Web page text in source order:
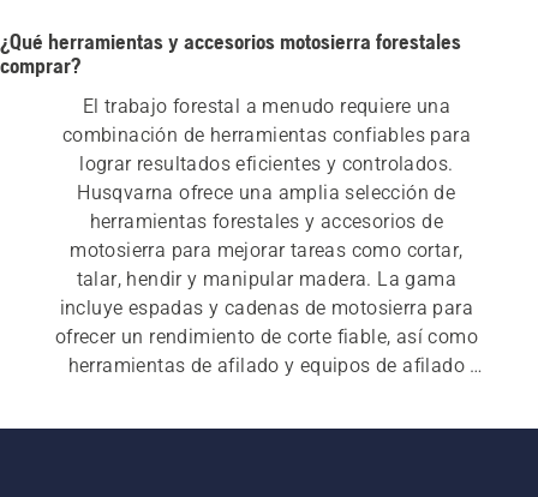
¿Qué herramientas y accesorios motosierra forestales
comprar?
El trabajo forestal a menudo requiere una
combinación de herramientas confiables para
lograr resultados eficientes y controlados.
Husqvarna ofrece una amplia selección de
herramientas forestales y accesorios de
motosierra para mejorar tareas como cortar,
talar, hendir y manipular madera. La gama
incluye espadas y cadenas de motosierra para
ofrecer un rendimiento de corte fiable, así como
herramientas de afilado y equipos de afilado
También encontrará hachas de hacha, hachas y